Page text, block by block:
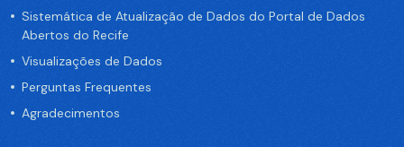
Sistemática de Atualização de Dados do Portal de Dados
Abertos do Recife
Visualizações de Dados
Perguntas Frequentes
Agradecimentos